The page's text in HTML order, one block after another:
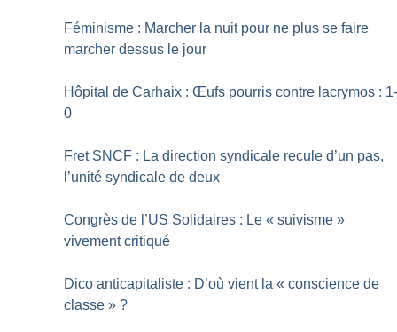
Féminisme : Marcher la nuit pour ne plus se faire
marcher dessus le jour
Hôpital de Carhaix : Œufs pourris contre lacrymos :
0
Fret SNCF : La direction syndicale recule d’un pas,
l’unité syndicale de deux
Congrès de l’US Solidaires : Le « suivisme »
vivement critiqué
Dico anticapitaliste : D’où vient la « conscience de
classe » ?